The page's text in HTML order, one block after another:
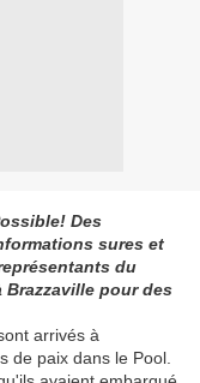
Des
sures et
du
Brazzaville pour des
arrivés à
de paix dans le Pool.